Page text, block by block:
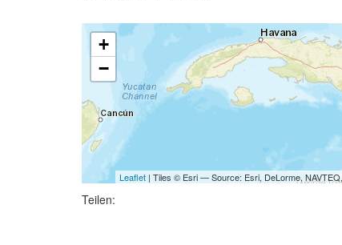
+
−
Leaflet| Tiles © Esri — Source: Esri, DeLorme,
Teilen: